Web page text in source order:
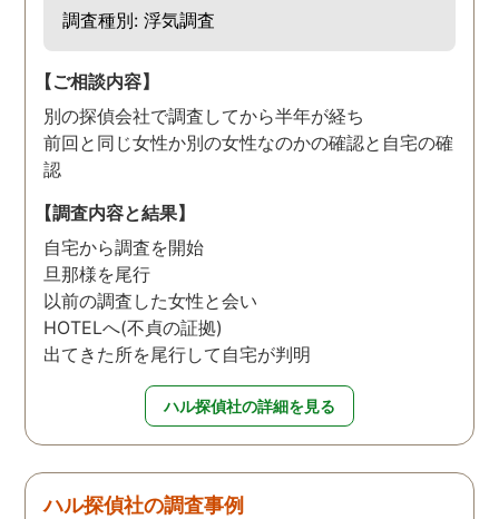
調査種別: 浮気調査
【ご相談内容】
別の探偵会社で調査してから半年が経ち
前回と同じ女性か別の女性なのかの確認と自宅の確
認
【調査内容と結果】
自宅から調査を開始
旦那様を尾行
以前の調査した女性と会い
HOTELへ(不貞の証拠)
出てきた所を尾行して自宅が判明
ハル探偵社の詳細を見る
ハル探偵社の調査事例